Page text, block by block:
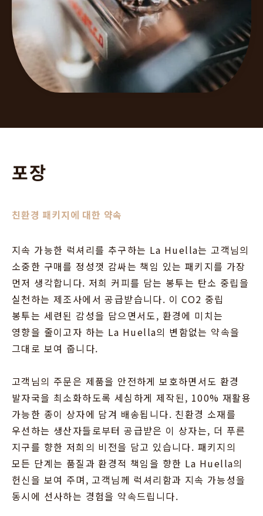
포장
친환경 패키지에 대한 약속
지속 가능한 럭셔리를 추구하는 La Huella는 고객님의
소중한 구매를 정성껏 감싸는 책임 있는 패키지를 가장
먼저 생각합니다. 저희 커피를 담는 봉투는 탄소 중립을
실천하는 제조사에서 공급받습니다. 이 CO2 중립
봉투는 세련된 감성을 담으면서도, 환경에 미치는
영향을 줄이고자 하는 La Huella의 변함없는 약속을
그대로 보여 줍니다.
고객님의 주문은 제품을 안전하게 보호하면서도 환경
발자국을 최소화하도록 세심하게 제작된, 100% 재활용
가능한 종이 상자에 담겨 배송됩니다. 친환경 소재를
우선하는 생산자들로부터 공급받은 이 상자는, 더 푸른
지구를 향한 저희의 비전을 담고 있습니다. 패키지의
모든 단계는 품질과 환경적 책임을 향한 La Huella의
헌신을 보여 주며, 고객님께 럭셔리함과 지속 가능성을
동시에 선사하는 경험을 약속드립니다.